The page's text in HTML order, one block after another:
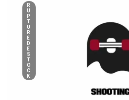
R
U
P
T
U
R
E
D
E
S
T
O
C
K